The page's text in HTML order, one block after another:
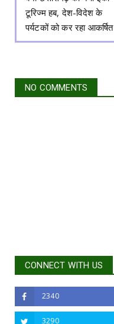
टूरिज्म हब, देश-विदेश के
पर्यटकों को कर रहा आकर्षित
NO COMMENTS
CONNECT WITH US
2340
3290